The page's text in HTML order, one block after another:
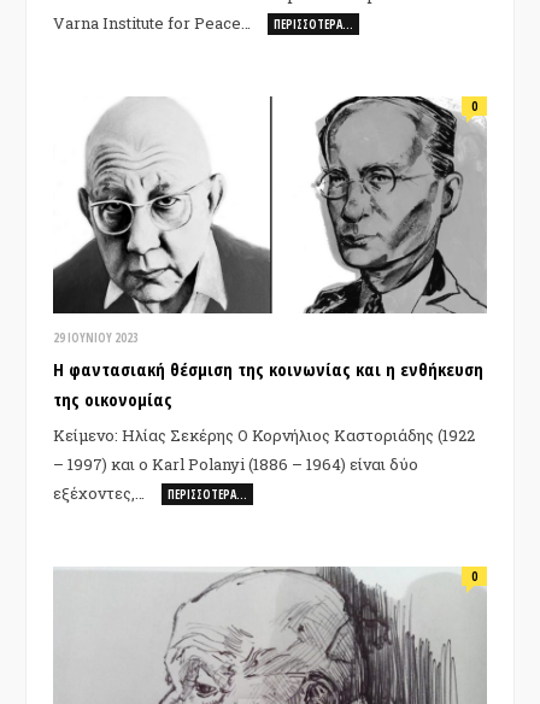
Varna Institute for Peace…
ΠΕΡΙΣΣΌΤΕΡΑ…
29 ΙΟΥΝΊΟΥ 2023
0
H φαντασιακή θέσμιση της κοινωνίας και η ενθήκευση
της οικονομίας
Κείμενο: Ηλίας Σεκέρης Ο Κορνήλιος Καστοριάδης (1922
– 1997) και ο Karl Polanyi (1886 – 1964) είναι δύο
εξέχοντες,…
ΠΕΡΙΣΣΌΤΕΡΑ…
0